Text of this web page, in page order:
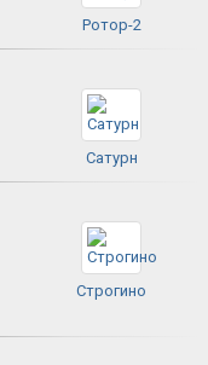
Ротор-2
Сатурн
Строгино